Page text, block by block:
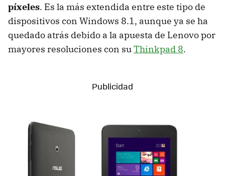
píxeles. Es la más extendida entre este tipo de
dispositivos con Windows 8.1, aunque ya se ha
quedado atrás debido a la apuesta de Lenovo por
mayores resoluciones con suThinkpad 8.